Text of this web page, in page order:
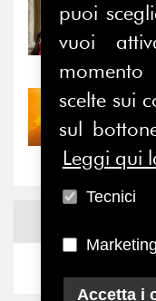
31/07/
Prima
il
30/07/
Nove
puoi
vuoi
scelte sui
sul
Leggi qui
Tecnici
Marketing
Accetta i